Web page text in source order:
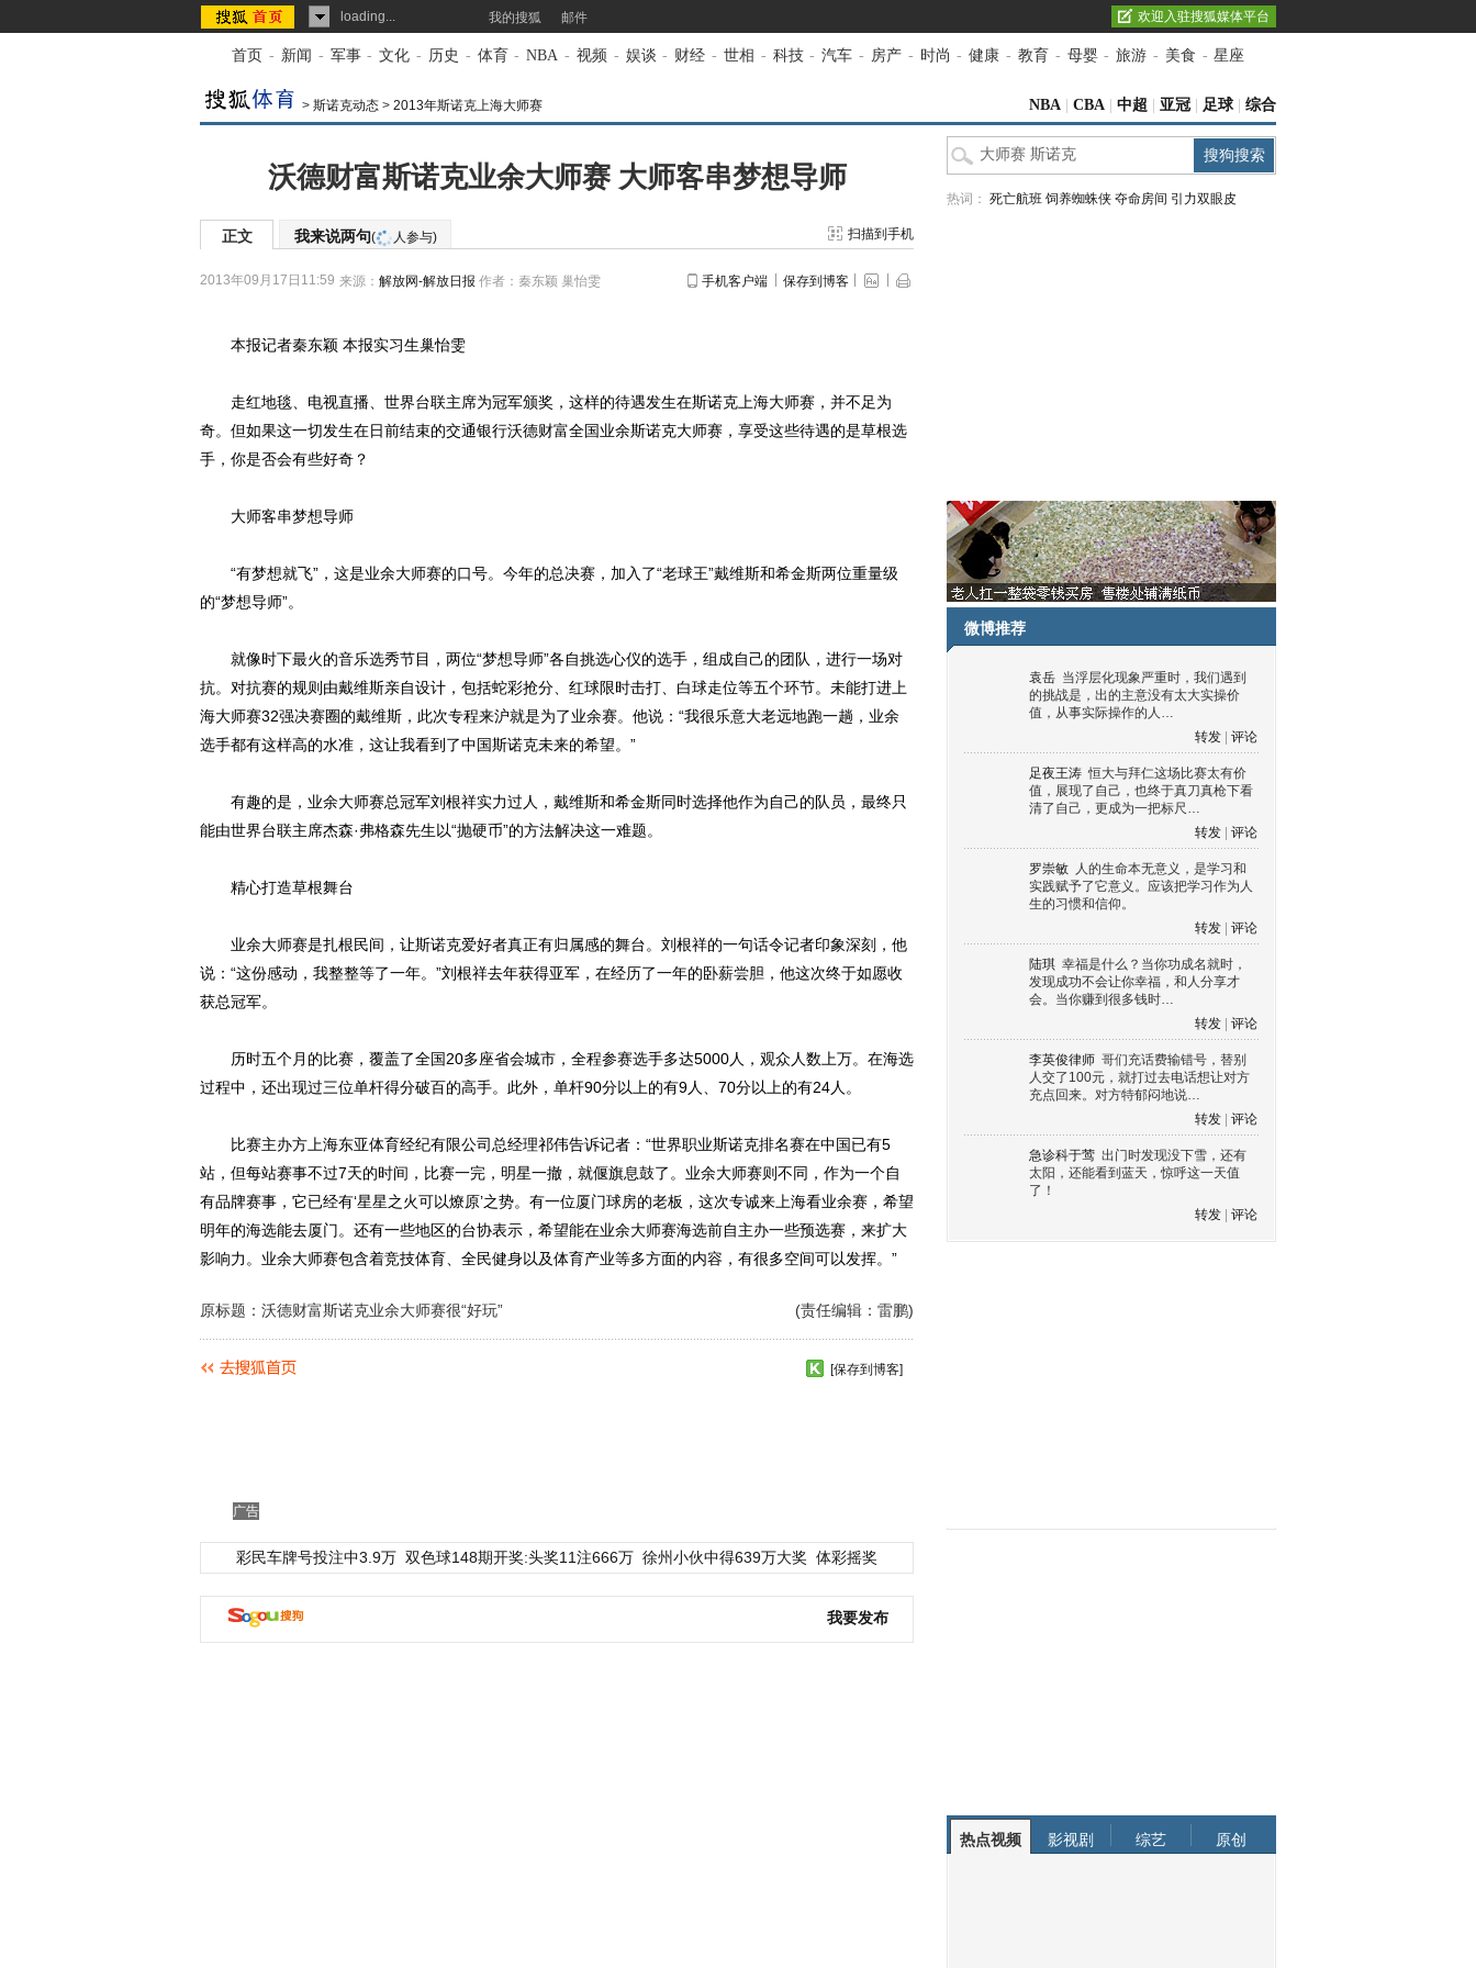
loading... 我的搜狐 邮件 欢迎入驻搜狐媒体平台
首页 - 新闻 - 军事 - 文化 - 历史 - 体育 - NBA - 视频 - 娱谈 - 财经 - 世相 - 科技 - 汽车 - 房产 - 时尚 - 健康 - 教育 - 母婴 - 旅游 - 美食 - 星座
> 斯诺克动态 > 2013年斯诺克上海大师赛 NBA CBA 中超 亚冠 足球 综合
沃德财富斯诺克业余大师赛 大师客串梦想导师
正文 我来说两句( 人参与) 扫描到手机
2013年09月17日11:59 来源： 解放网-解放日报 作者：秦东颖 巢怡雯 手机客户端 保存到博客
本报记者秦东颖 本报实习生巢怡雯
走红地毯、电视直播、世界台联主席为冠军颁奖，这样的待遇发生在斯诺克上海大师赛，并不足为
奇。但如果这一切发生在日前结束的交通银行沃德财富全国业余斯诺克大师赛，享受这些待遇的是草根选
手，你是否会有些好奇？
大师客串梦想导师
“有梦想就飞”，这是业余大师赛的口号。今年的总决赛，加入了“老球王”戴维斯和希金斯两位重量级
的“梦想导师”。
就像时下最火的音乐选秀节目，两位“梦想导师”各自挑选心仪的选手，组成自己的团队，进行一场对
抗。对抗赛的规则由戴维斯亲自设计，包括蛇彩抢分、红球限时击打、白球走位等五个环节。未能打进上
海大师赛32强决赛圈的戴维斯，此次专程来沪就是为了业余赛。他说：“我很乐意大老远地跑一趟，业余
选手都有这样高的水准，这让我看到了中国斯诺克未来的希望。”
有趣的是，业余大师赛总冠军刘根祥实力过人，戴维斯和希金斯同时选择他作为自己的队员，最终只
能由世界台联主席杰森·弗格森先生以“抛硬币”的方法解决这一难题。
精心打造草根舞台
业余大师赛是扎根民间，让斯诺克爱好者真正有归属感的舞台。刘根祥的一句话令记者印象深刻，他
说：“这份感动，我整整等了一年。”刘根祥去年获得亚军，在经历了一年的卧薪尝胆，他这次终于如愿收
获总冠军。
历时五个月的比赛，覆盖了全国20多座省会城市，全程参赛选手多达5000人，观众人数上万。在海选
过程中，还出现过三位单杆得分破百的高手。此外，单杆90分以上的有9人、70分以上的有24人。
比赛主办方上海东亚体育经纪有限公司总经理祁伟告诉记者：“世界职业斯诺克排名赛在中国已有5
站，但每站赛事不过7天的时间，比赛一完，明星一撤，就偃旗息鼓了。业余大师赛则不同，作为一个自
有品牌赛事，它已经有‘星星之火可以燎原’之势。有一位厦门球房的老板，这次专诚来上海看业余赛，希望
明年的海选能去厦门。还有一些地区的台协表示，希望能在业余大师赛海选前自主办一些预选赛，来扩大
影响力。业余大师赛包含着竞技体育、全民健身以及体育产业等多方面的内容，有很多空间可以发挥。”
(责任编辑：雷鹏)
原标题：沃德财富斯诺克业余大师赛很“好玩”
[保存到博客]
广告
彩民车牌号投注中3.9万 双色球148期开奖:头奖11注666万 徐州小伙中得639万大奖 体彩摇奖
我要发布
热词： 死亡航班 饲养蜘蛛侠 夺命房间 引力双眼皮
微博推荐
袁岳 当浮层化现象严重时，我们遇到
的挑战是，出的主意没有太大实操价
值，从事实际操作的人…
转发
评论
足夜王涛 恒大与拜仁这场比赛太有价
值，展现了自己，也终于真刀真枪下看
清了自己，更成为一把标尺…
转发
评论
罗崇敏 人的生命本无意义，是学习和
实践赋予了它意义。应该把学习作为人
生的习惯和信仰。
转发
评论
陆琪 幸福是什么？当你功成名就时，
发现成功不会让你幸福，和人分享才
会。当你赚到很多钱时…
转发
评论
李英俊律师 哥们充话费输错号，替别
人交了100元，就打过去电话想让对方
充点回来。对方特郁闷地说…
转发
评论
急诊科于莺 出门时发现没下雪，还有
太阳，还能看到蓝天，惊呼这一天值
了！
转发
评论
热点视频 影视剧 综艺 原创